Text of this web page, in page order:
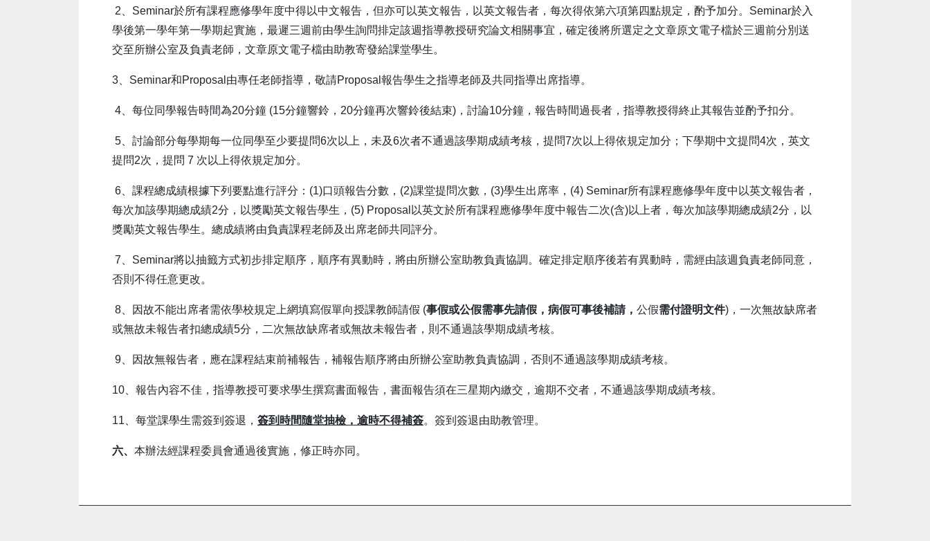
2、Seminar於所有課程應修學年度中得以中文報告，但亦可以英文報告，以英文報告者，每次得依第六項第四點規定，酌予加分。Seminar於入
學後第一學年第一學期起實施，最遲三週前由學生詢問排定該週指導教授研究論文相關事宜，確定後將所選定之文章原文電子檔於三週前分別送
交至所辦公室及負責老師，文章原文電子檔由助教寄發給課堂學生。
3、Seminar和Proposal由專任老師指導，敬請Proposal報告學生之指導老師及共同指導出席指導。
4、每位同學報告時間為20分鐘 (15分鐘響鈴，20分鐘再次響鈴後結束)，討論10分鐘，報告時間過長者，指導教授得終止其報告並酌予扣分。
5、討論部分每學期每一位同學至少要提問6次以上，未及6次者不通過該學期成績考核，提問7次以上得依規定加分；下學期中文提問4次，英文
提問2次，提問 7 次以上得依規定加分。
6、課程總成績根據下列要點進行評分：(1)口頭報告分數，(2)課堂提問次數，(3)學生出席率，(4) Seminar所有課程應修學年度中以英文報告者，
每次加該學期總成績2分，以獎勵英文報告學生，(5) Proposal以英文於所有課程應修學年度中報告二次(含)以上者，每次加該學期總成績2分，以
獎勵英文報告學生。總成績將由負責課程老師及出席老師共同評分。
7、Seminar將以抽籤方式初步排定順序，順序有異動時，將由所辦公室助教負責協調。確定排定順序後若有異動時，需經由該週負責老師同意，
否則不得任意更改。
8、因故不能出席者需依學校規定上網填寫假單向授課教師請假 (事假或公假需事先請假，病假可事後補請， 公假需付證明文件)，一次無故缺席者
或無故未報告者扣總成績5分，二次無故缺席者或無故未報告者，則不通過該學期成績考核。
9、因故無報告者，應在課程結束前補報告，補報告順序將由所辦公室助教負責協調，否則不通過該學期成績考核。
10、報告內容不佳，指導教授可要求學生撰寫書面報告，書面報告須在三星期內繳交，逾期不交者，不通過該學期成績考核。
11、每堂課學生需簽到簽退， 簽到時間隨堂抽檢，逾時不得補簽。簽到簽退由助教管理。
六、 本辦法經課程委員會通過後實施，修正時亦同。